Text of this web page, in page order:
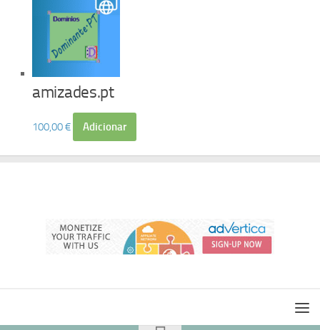
amizades.pt
100,00€ Adicionar